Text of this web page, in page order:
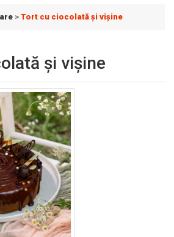
> Tort cu ciocolată şi vişine
şi vişine